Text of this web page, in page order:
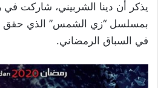
يذكر أن دينا الشربيني، شاركت
بمسلسل “زي الشمس” الذي حقق
في السباق الرمضاني.